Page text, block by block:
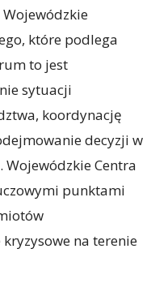
które podlega
to jest
sytuacji
koordynację
decyzji w
Centra
punktami
na terenie